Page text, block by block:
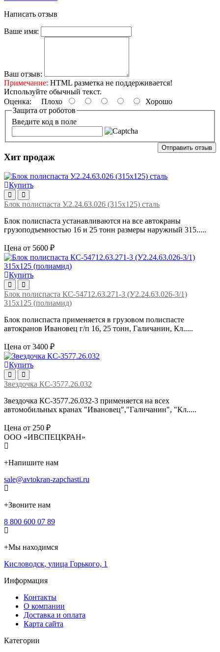
Написать отзыв
Ваше имя:
Ваш отзыв:
Примечание: HTML разметка не поддерживается!
Используйте обычный текст.
Оценка: Плохо
Хорошо
Защита от роботов
Введите код в поле
Отправить отзыв
Хит продаж
Купить
Блок полиспаста У.2.24.63.026 (315х125) сталь
Блок полиспаста устанавливаются на все автокраны
грузоподъемностью 16 и 25 тонн размеры наружный 315.....
Цена от 5600 ₽
Купить
Блок полиспаста КС-54712.63.271-3 (У2.24.63.026-3/1)
315х125 (полиамид)
Блок полиспаста применяется в грузовом полиспасте
автокранов Ивановец г/п 16, 25 тонн, Галичанин, Кл.....
Цена от 3400 ₽
Купить
Звездочка КС-3577.26.032
Звездочка КС-3577.26.032-3 применяется на всех
автомобильных кранах "Ивановец","Галичанин", "Кл.....
Цена от 250 ₽
ООО «ИВСПЕЦКРАН»
+Напишите нам
sale@avtokran-zapchasti.ru
+Звоните нам
8 800 600 07 89
+Мы находимся
Кисловодск, улица Горького, 1
Информация
Контакты
О компании
Доставка и оплата
Карта сайта
Категории